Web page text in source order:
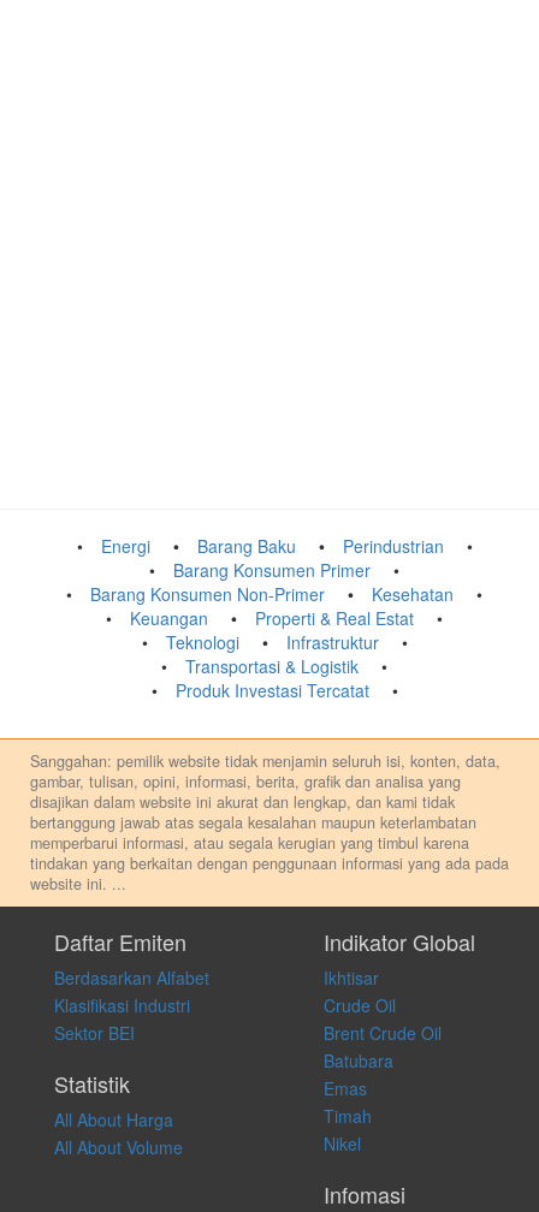
Energi Barang Baku
Perindustrian
Barang Konsumen Primer
Barang Konsumen Non-Primer
Kesehatan
Keuangan
Properti & Real Estat
Teknologi
Infrastruktur
Transportasi & Logistik
Produk Investasi Tercatat
Sanggahan: pemilik website tidak menjamin seluruh isi, konten, data,
gambar, tulisan, opini, informasi, berita, grafik dan analisa yang
disajikan dalam website ini akurat dan lengkap, dan kami tidak
bertanggung jawab atas segala kesalahan maupun keterlambatan
memperbarui informasi, atau segala kerugian yang timbul karena
tindakan yang berkaitan dengan penggunaan informasi yang ada pada
website ini. ...
pribadi. Kami tidak memberi anjuran, saran, rekomendasi untuk
membeli, menjual atau melakukan aktivitas lain yang terkait dengan
transaksi perdagangan apapun, dan kami tidak bertanggung jawab
atas keputusan investasi yang dilakukan dalam kondisi dan situasi
apapun juga, yang diakibatkan secara langsung maupun tidak
langsung atas konten pada website ini.
Daftar Emiten
Berdasarkan Alfabet
Klasifikasi Industri
Sektor BEI
Statistik
All About Harga
All About Volume
Indikator Global
Ikhtisar
Crude Oil
Brent Crude Oil
Batubara
Emas
Timah
Nikel
Infomasi